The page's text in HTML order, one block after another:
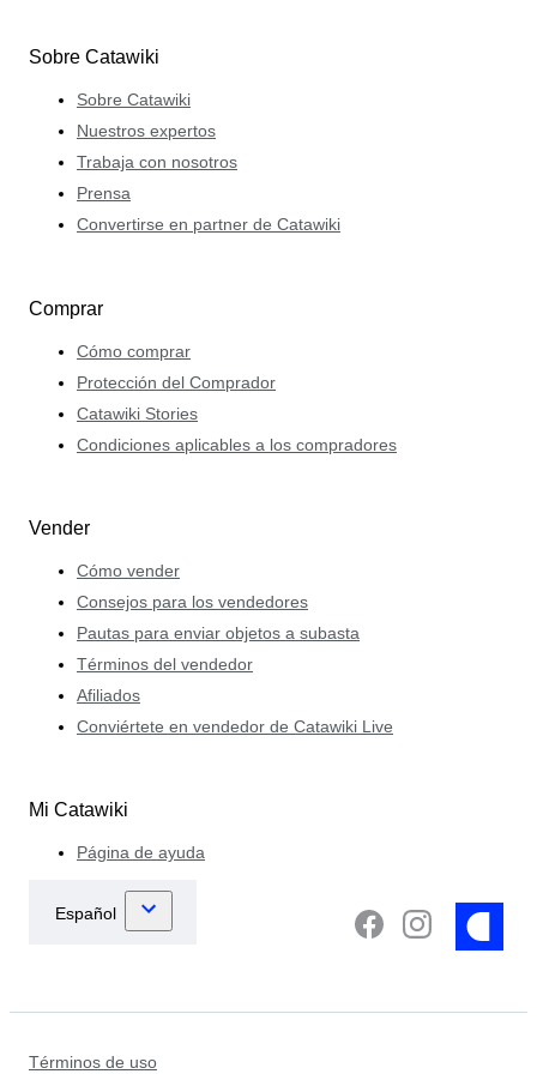
Sobre Catawiki
Sobre Catawiki
Nuestros expertos
Trabaja con nosotros
Prensa
Convertirse en partner de Catawiki
Comprar
Cómo comprar
Protección del Comprador
Catawiki Stories
Condiciones aplicables a los compradores
Vender
Cómo vender
Consejos para los vendedores
Pautas para enviar objetos a subasta
Términos del vendedor
Afiliados
Conviértete en vendedor de Catawiki Live
Mi Catawiki
Página de ayuda
Términos de uso